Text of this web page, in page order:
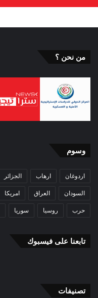
من نحن ؟
وسوم
اردوغان ارهاب الجزائر
السودان العراق امريكا
حرب روسيا سوريا
تابعنا على فيسبوك
تصنيفات